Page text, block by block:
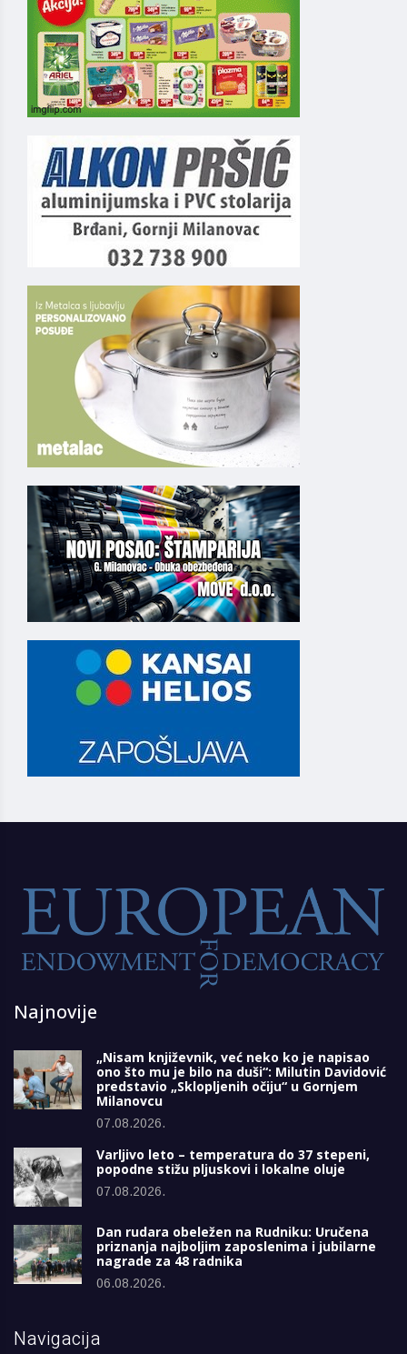
Najnovije
„Nisam književnik, već neko ko je napisao
ono što mu je bilo na duši“: Milutin Davidović
predstavio „Sklopljenih očiju“ u Gornjem
Milanovcu
07.08.2026.
Varljivo leto – temperatura do 37 stepeni,
popodne stižu pljuskovi i lokalne oluje
07.08.2026.
Dan rudara obeležen na Rudniku: Uručena
priznanja najboljim zaposlenima i jubilarne
nagrade za 48 radnika
06.08.2026.
Navigacija